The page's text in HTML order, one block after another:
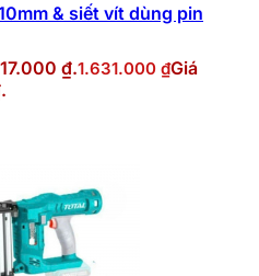
& siết vít dùng pin
₫.1.631.000 ₫Giá